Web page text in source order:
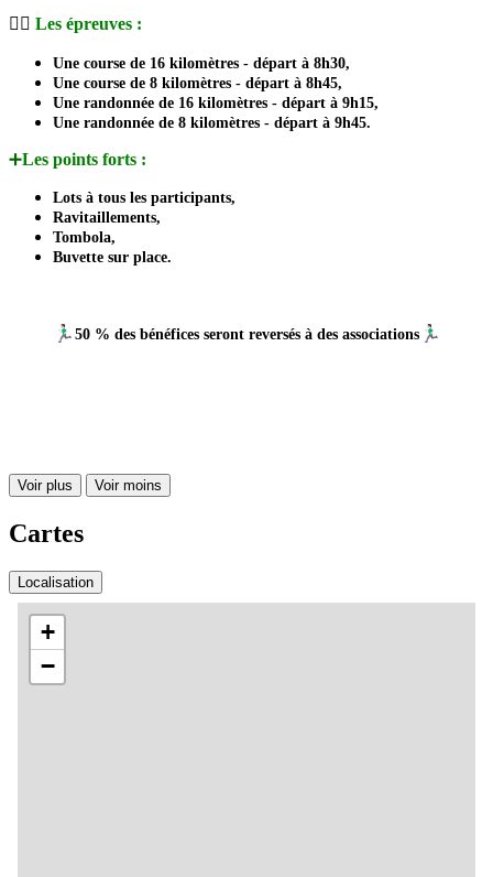
🏃‍♂️ Les épreuves :
Une course de 16 kilomètres - départ à 8h30,
Une course de 8 kilomètres - départ à 8h45,
Une randonnée de 16 kilomètres - départ à 9h15,
Une randonnée de 8 kilomètres - départ à 9h45.
➕Les points forts :
Lots à tous les participants,
Ravitaillements,
Tombola,
Buvette sur place.
🏃🏻‍♂️ 50 % des bénéfices seront reversés à des associations🏃🏻‍♂️
Voir plus Voir moins
Cartes
Localisation